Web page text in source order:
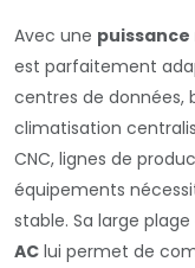
Avec une puissance
est parfaitement
centres de données,
climatisation
CNC, lignes de
équipements
stable. Sa large
AC lui permet de